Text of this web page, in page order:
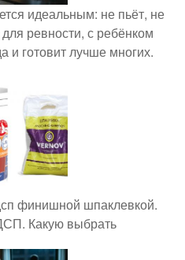
идеальным: не пьёт, не
ревности, с ребёнком
и готовит лучше многих.
финишной шпаклевкой.
Какую выбрать